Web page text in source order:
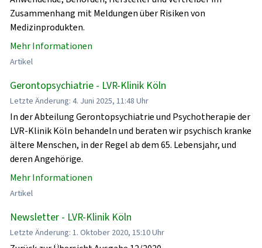
Zusammenhang mit Meldungen über Risiken von
Medizinprodukten.
Mehr Informationen
Artikel
Gerontopsychiatrie - LVR-Klinik Köln
Letzte Änderung: 4. Juni 2025, 11:48 Uhr
In der Abteilung Gerontopsychiatrie und Psychotherapie der
LVR-Klinik Köln behandeln und beraten wir psychisch kranke
ältere Menschen, in der Regel ab dem 65. Lebensjahr, und
deren Angehörige.
Mehr Informationen
Artikel
Newsletter - LVR-Klinik Köln
Letzte Änderung: 1. Oktober 2020, 15:10 Uhr